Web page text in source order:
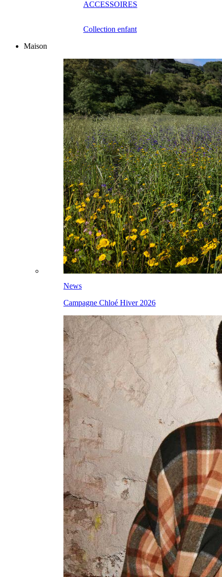
ACCESSOIRES
Collection enfant
Maison
News
Campagne Chloé Hiver 2026